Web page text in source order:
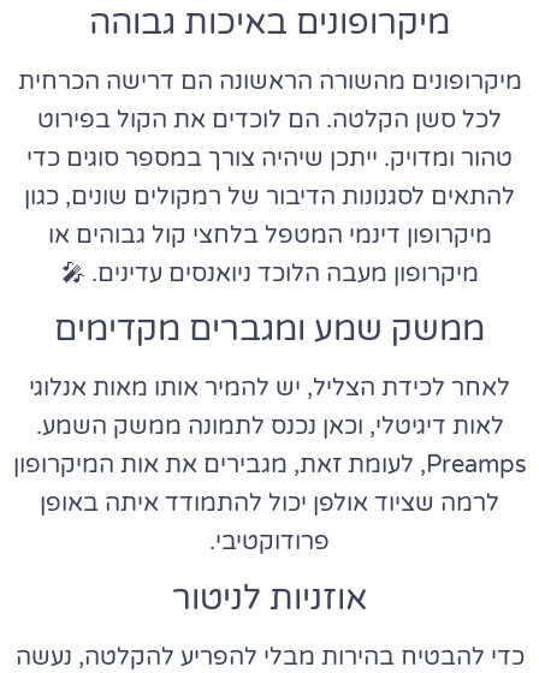
מיקרופונים באיכות גבוהה
מיקרופונים מהשורה הראשונה הם דרישה הכרחית
לכל סשן הקלטה. הם לוכדים את הקול בפירוט
טהור ומדויק. ייתכן שיהיה צורך במספר סוגים כדי
להתאים לסגנונות הדיבור של רמקולים שונים, כגון
מיקרופון דינמי המטפל בלחצי קול גבוהים או
מיקרופון מעבה הלוכד ניואנסים עדינים. 🎤
ממשק שמע ומגברים מקדימים
לאחר לכידת הצליל, יש להמיר אותו מאות אנלוגי
לאות דיגיטלי, וכאן נכנס לתמונה ממשק השמע.
Preamps, לעומת זאת, מגבירים את אות המיקרופון
לרמה שציוד אולפן יכול להתמודד איתה באופן
פרודוקטיבי.
אוזניות לניטור
כדי להבטיח בהירות מבלי להפריע להקלטה, נעשה